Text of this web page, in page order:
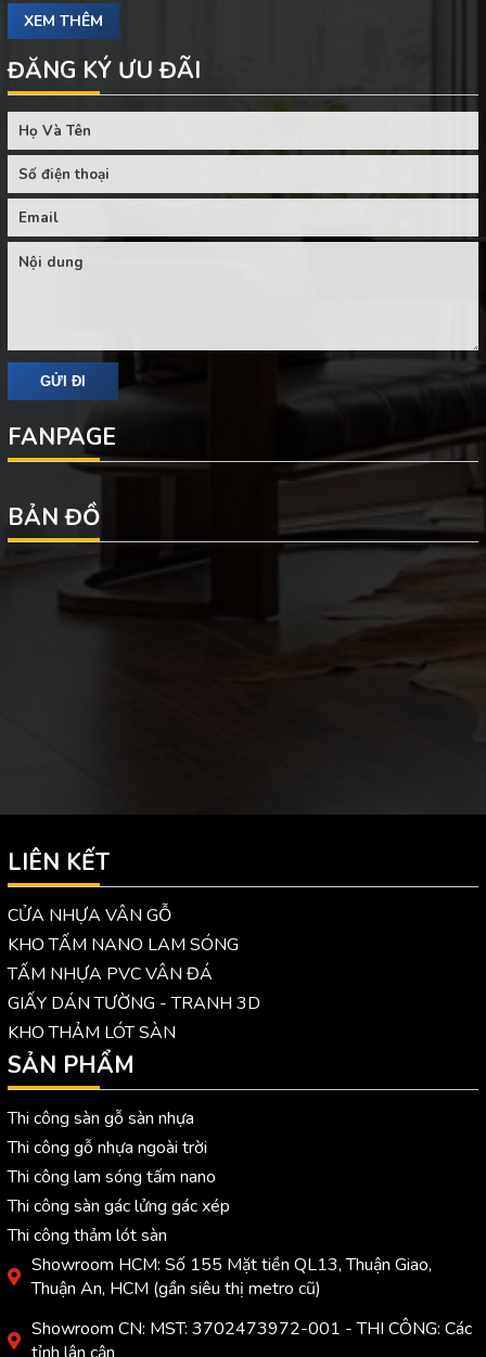
XEM THÊM
ĐĂNG KÝ ƯU ĐÃI
FANPAGE
BẢN ĐỒ
LIÊN KẾT
CỬA NHỰA VÂN GỖ
KHO TẤM NANO LAM SÓNG
TẤM NHỰA PVC VÂN ĐÁ
GIẤY DÁN TƯỜNG - TRANH 3D
KHO THẢM LÓT SÀN
SẢN PHẨM
Thi công sàn gỗ sàn nhựa
Thi công gỗ nhựa ngoài trời
Thi công lam sóng tấm nano
Thi công sàn gác lửng gác xép
Thi công thảm lót sàn
Showroom HCM: Số 155 Mặt tiền QL13, Thuận Giao,
Thuận An, HCM (gần siêu thị metro cũ)
Showroom CN: MST: 3702473972-001 - THI CÔNG: Các